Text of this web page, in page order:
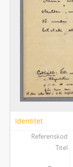
Identitet
Referenskod
Titel